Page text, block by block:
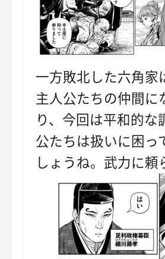
一方敗北した六角家
主人公たちの仲間
り、今回は平和的
公たちは扱いに困っ
しょうね。武力に頼